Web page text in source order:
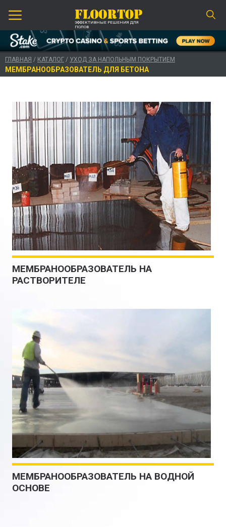
ЭФФЕКТИВНЫЕ РЕШЕНИЯ ДЛЯ
ПОЛОВ
ГЛАВНАЯ / КАТАЛОГ / УХОД ЗА НАПОЛЬНЫМ ПОКРЫТИЕМ
МЕМБРАНООБРАЗОВАТЕЛЬ ДЛЯ БЕТОНА
МЕМБРАНООБРАЗОВАТЕЛЬ НА
РАСТВОРИТЕЛЕ
МЕМБРАНООБРАЗОВАТЕЛЬ НА ВОДНОЙ
ОСНОВЕ